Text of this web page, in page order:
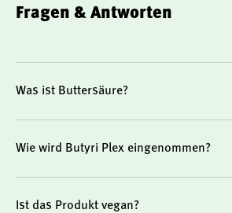
Produkthighlights im Überblick
Natriumbutyrat)
Mit MCT-Öl aus Kokosnuss
Fragen & Antworten
Was ist Buttersäure?
Wie wird Butyri Plex eingenommen?
Ist das Produkt vegan?